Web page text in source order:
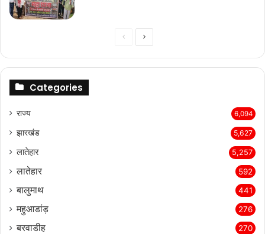
PreviousNext
Categories
राज्‍य 6,094
झारखंड 5,627
लातेहार 5,257
लातेहार 592
बालुमाथ 441
महुआडांड़ 276
बरवाडीह 270